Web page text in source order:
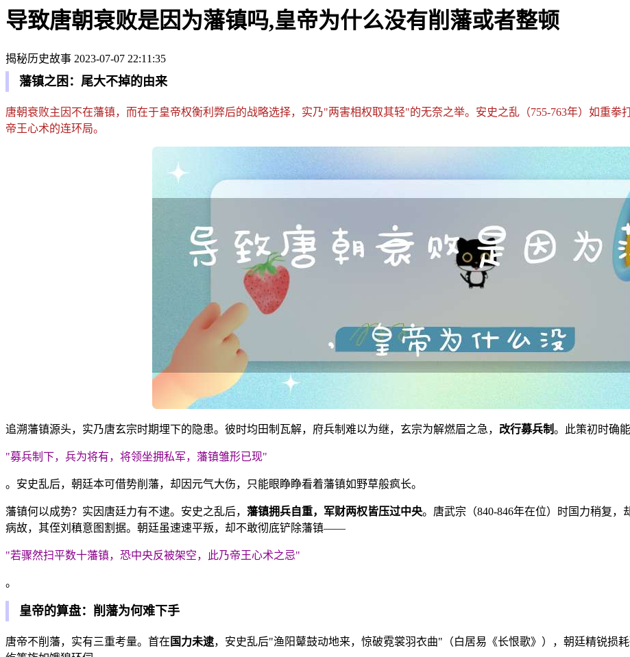
导致唐朝衰败是因为藩镇吗,皇帝为什么没有削藩或者整顿
揭秘历史故事 2023-07-07 22:11:35
藩镇之困：尾大不掉的由来
唐朝衰败主因不在藩镇，而在于皇帝权衡利弊后的战略选择，实乃"两害相权取其轻"的无奈之举。安史之乱（755-763年）如重
帝王心术的连环局。
追溯藩镇源头，实乃唐玄宗时期埋下的隐患。彼时均田制瓦解，府兵制难以为继，玄宗为解燃眉之急， 改行募兵制。此策初时确
"募兵制下，兵为将有，将领坐拥私军，藩镇雏形已现"
。安史乱后，朝廷本可借势削藩，却因元气大伤，只能眼睁睁看着藩镇如野草般疯长。
藩镇何以成势？实因唐廷力有不逮。安史之乱后， 藩镇拥兵自重，军财两权皆压过中央。唐武宗（840-846年在位）时国力稍复
病故，其侄刘稹意图割据。朝廷虽速速平叛，却不敢彻底铲除藩镇——
"若骤然扫平数十藩镇，恐中央反被架空，此乃帝王心术之忌"
。
皇帝的算盘：削藩为何难下手
唐帝不削藩，实有三重考量。首在 国力未逮，安史乱后"渔阳鼙鼓动地来，惊破霓裳羽衣曲"（白居易《长恨歌》），朝廷精锐损